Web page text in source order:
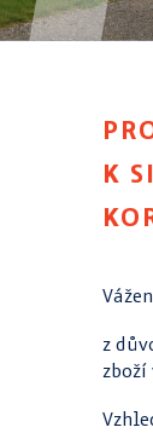
K
z
zboží